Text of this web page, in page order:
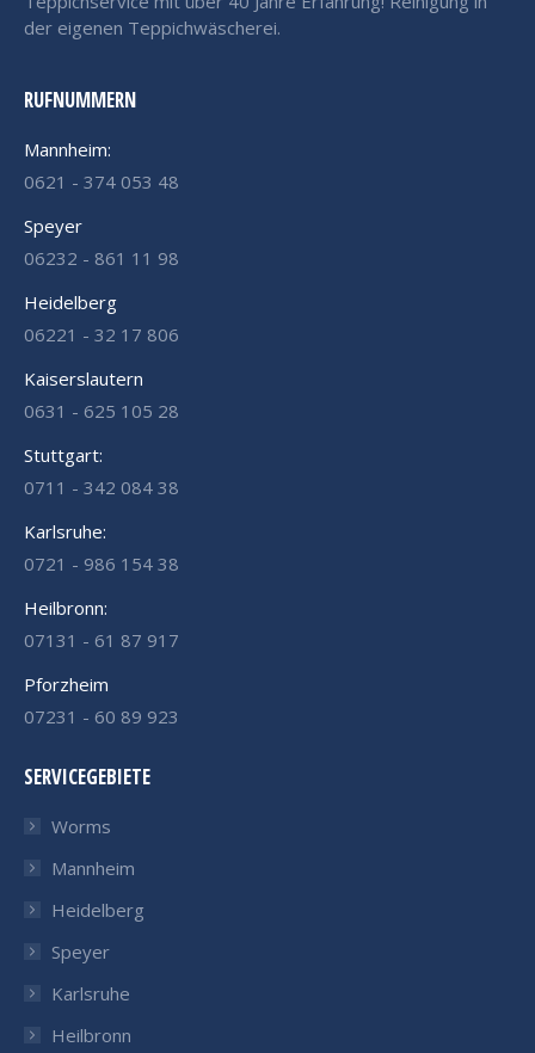
der eigenen Teppichwäscherei.
RUFNUMMERN
Mannheim:
0621 - 374 053 48
Speyer
06232 - 861 11 98
Heidelberg
06221 - 32 17 806
Kaiserslautern
0631 - 625 105 28
Stuttgart:
0711 - 342 084 38
Karlsruhe:
0721 - 986 154 38
Heilbronn:
07131 - 61 87 917
Pforzheim
07231 - 60 89 923
SERVICEGEBIETE
Worms
Mannheim
Heidelberg
Speyer
Karlsruhe
Heilbronn